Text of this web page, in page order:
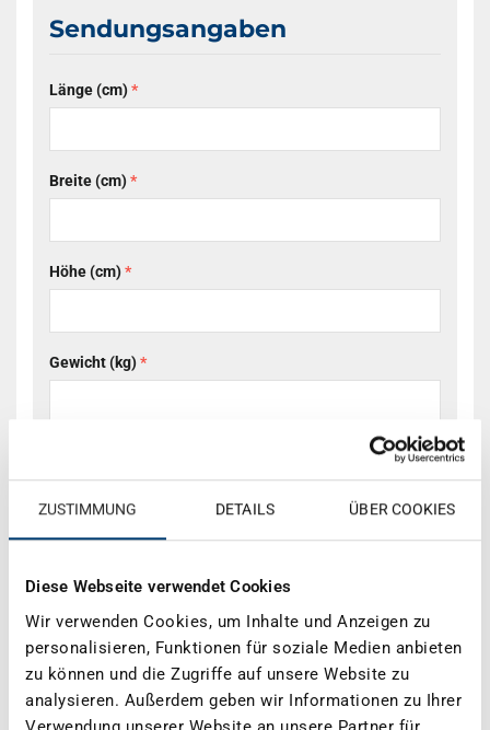
ZUSTIMMUNG DETAILS ÜBER COOKIES
Diese Webseite verwendet Cookies
Wir verwenden Cookies, um Inhalte und Anzeigen zu
personalisieren, Funktionen für soziale Medien anbieten
zu können und die Zugriffe auf unsere Website zu
analysieren. Außerdem geben wir Informationen zu Ihrer
Sendungsangaben
Länge (cm)*
Breite (cm)*
Höhe (cm)*
Gewicht (kg)*
Kontaktdaten
E-Mail*